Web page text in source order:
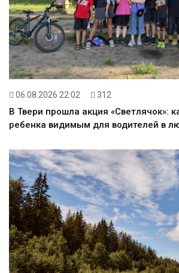
06.08.2026 22:02 312
В Твери прошла акция «Светлячок»:
ребенка видимым для водителей в